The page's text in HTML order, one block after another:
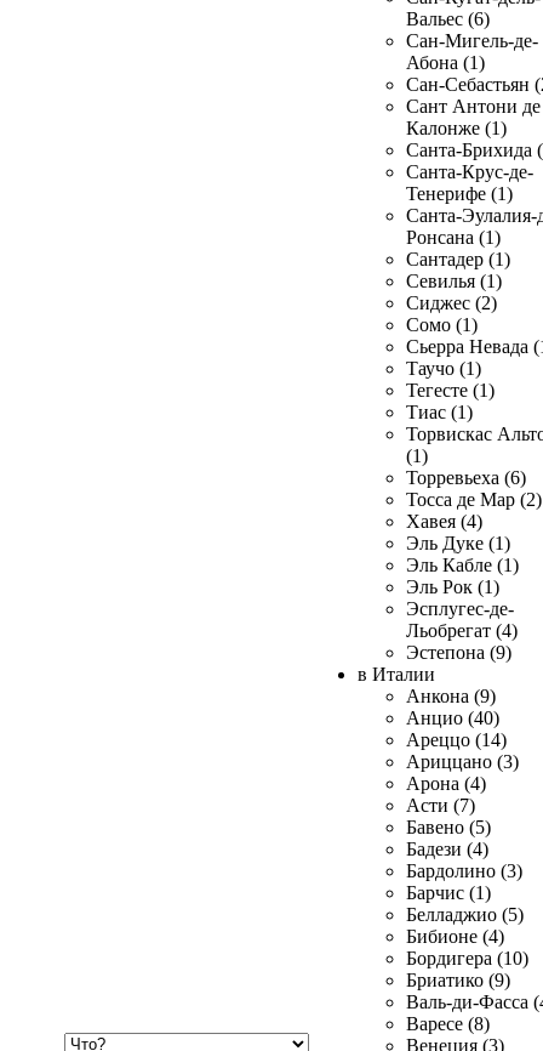
Вальес (6)
Сан-Мигель-де-
Абона (1)
Сан-Себастьян
Сант Антони де
Калонже (1)
Санта-Брихида
Санта-Крус-де-
Тенерифе (1)
Санта-Эулалия-
Ронсана (1)
Сантадер (1)
Севилья (1)
Сиджес (2)
Сомо (1)
Сьерра Невада
Таучо (1)
Тегесте (1)
Тиас (1)
Торвискас
(1)
Торревьеха (6)
Тосса де Мар (2)
Хавея (4)
Эль Дуке (1)
Эль Кабле (1)
Эль Рок (1)
Эсплугес-де-
Льобрегат (4)
Эстепона (9)
в Италии
Анкона (9)
Анцио (40)
Ареццо (14)
Ариццано (3)
Арона (4)
Асти (7)
Бавено (5)
Бадези (4)
Бардолино (3)
Барчис (1)
Белладжио (5)
Бибионе (4)
Бордигера (10)
Бриатико (9)
Валь-ди-Фасса
Варесе (8)
Венеция (3)